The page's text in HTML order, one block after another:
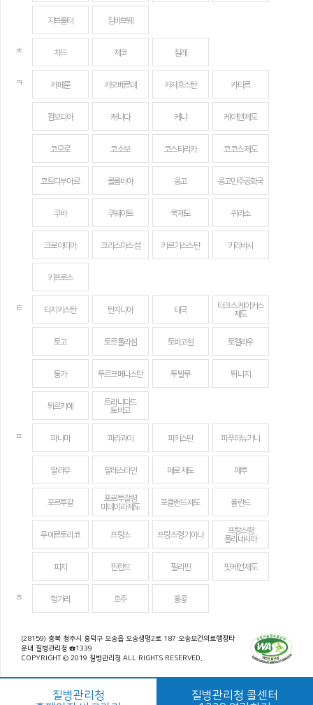
지브롤터 짐바브웨
ㅊ 차드 체코 칠레
ㅋ 카메룬 카보베르데 카자흐스탄 카타르
캄보디아 캐나다 케냐 케이맨 제도
코모로 코소보 코스타리카 코코스 제도
코트디부아르 콜롬비아 콩고 콩고민주공화국
쿠바 쿠웨이트 쿡 제도 퀴라소
크로아티아 크리스마스섬 키르기스스탄 키리바시
키프로스
ㅌ 타지키스탄 탄자니아 태국
터크스 케이커스
제도
토고 토르톨라섬 토바고섬 토켈라우
통가 투르크메니스탄 투발루 튀니지
튀르키예
트리니다드
토바고
ㅍ 파나마 파라과이 파키스탄 파푸아뉴기니
팔라우 팔레스타인 페로 제도 페루
포르투갈
포르투갈령
마데이라 제도
포클랜드 제도 폴란드
푸에르토리코 프랑스 프랑스령 기아나
프랑스령
폴리네시아
피지 핀란드 필리핀 핏케언 제도
ㅎ 헝가리 호주 홍콩
(28159) 충북 청주시 흥덕구 오송읍 오송생명2로 187 오송보건의료행정타
운내 질병관리청 ☎1339
COPYRIGHT © 2019 질병관리청 ALL RIGHTS RESERVED.
질병관리청
질병관리청 콜센터